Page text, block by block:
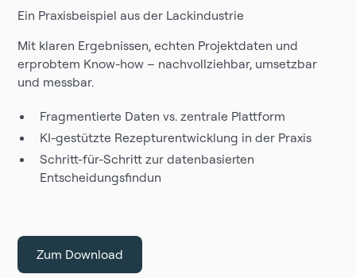
Ein Praxisbeispiel aus der Lackindustrie
Mit klaren Ergebnissen, echten Projektdaten und
erprobtem Know-how – nachvollziehbar, umsetzbar
und messbar.
Fragmentierte Daten vs. zentrale Plattform
KI-gestützte Rezepturentwicklung in der Praxis
Schritt-für-Schritt zur datenbasierten
Entscheidungsfindun
Zum Download